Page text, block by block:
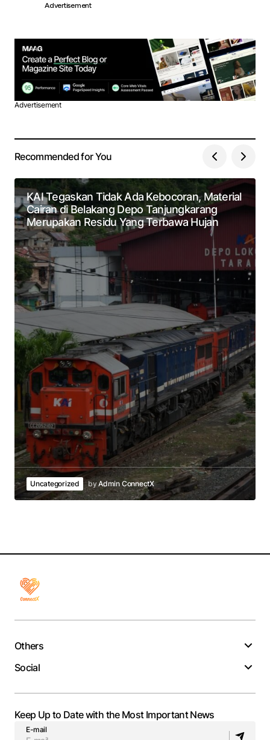
Advertisement
Advertisement
Recommended for You
KAI Tegaskan Tidak Ada Kebocoran, Material
Cairan di Belakang Depo Tanjungkarang
Merupakan Residu Yang Terbawa Hujan
Uncategorized byAdmin ConnectX
Others
Social
Keep Up to Date with the Most Important News
E-mail